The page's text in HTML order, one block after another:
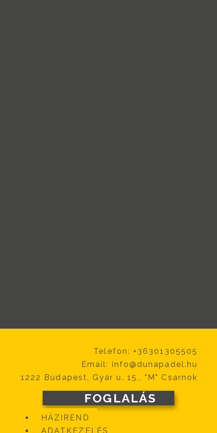
Telefon: +36301305505
Email: info@dunapadel.hu
1222 Budapest, Gyár u. 15., "M" Csarnok
FOGLALÁS
HÁZIREND
ADATKEZELÉS